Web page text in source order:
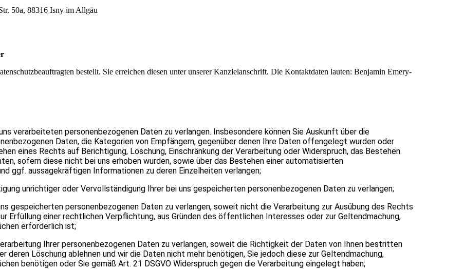
50a, 88316 Isny im Allgäu
bestellt. Sie erreichen diesen unter unserer Kanzleianschrift. Die Kontaktdaten lauten: Benjamin Emery-
verarbeiteten personenbezogenen Daten zu verlangen. Insbesondere können Sie Auskunft über die
Daten, die Kategorien von Empfängern, gegenüber denen Ihre Daten offengelegt wurden oder
eines Rechts auf Berichtigung, Löschung, Einschränkung der Verarbeitung oder Widerspruch, das Bestehen
sofern diese nicht bei uns erhoben wurden, sowie über das Bestehen einer automatisierten
ggf. aussagekräftigen Informationen zu deren Einzelheiten verlangen;
unrichtiger oder Vervollständigung Ihrer bei uns gespeicherten personenbezogenen Daten zu verlangen;
gespeicherten personenbezogenen Daten zu verlangen, soweit nicht die Verarbeitung zur Ausübung des Rechts
Erfüllung einer rechtlichen Verpflichtung, aus Gründen des öffentlichen Interesses oder zur Geltendmachung,
erforderlich ist;
Ihrer personenbezogenen Daten zu verlangen, soweit die Richtigkeit der Daten von Ihnen bestritten
deren Löschung ablehnen und wir die Daten nicht mehr benötigen, Sie jedoch diese zur Geltendmachung,
benötigen oder Sie gemäß Art. 21 DSGVO Widerspruch gegen die Verarbeitung eingelegt haben;